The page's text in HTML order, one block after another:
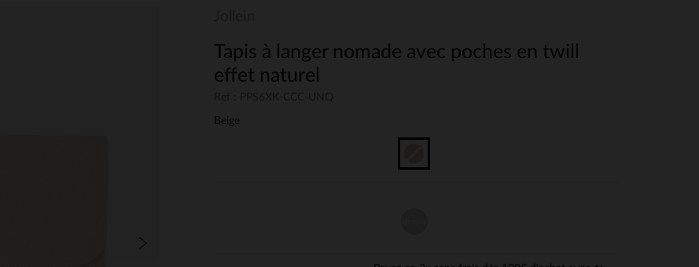
Tapis à langer nomade avec poches en twill
effet naturel
Beige